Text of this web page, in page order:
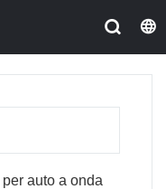
auto a onda